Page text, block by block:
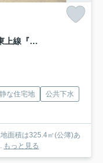
川越市鯨井 建築条件なし売地 東武東上線『霞ヶ関駅』徒歩15分 【上戸小学区】
な住宅地
公共下水
面積は325.4㎡(公簿)あ
もっと見る